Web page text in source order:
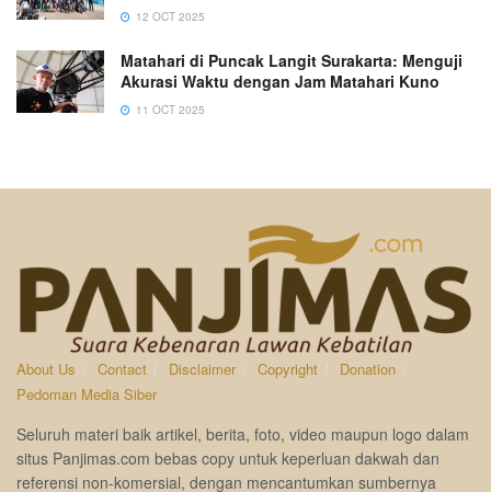
12 OCT 2025
Matahari di Puncak Langit Surakarta: Menguji
Akurasi Waktu dengan Jam Matahari Kuno
11 OCT 2025
About Us Contact Disclaimer Copyright
Donation
Pedoman Media Siber
Seluruh materi baik artikel, berita, foto, video maupun logo dalam
situs Panjimas.com bebas copy untuk keperluan dakwah dan
referensi non-komersial, dengan mencantumkan sumbernya